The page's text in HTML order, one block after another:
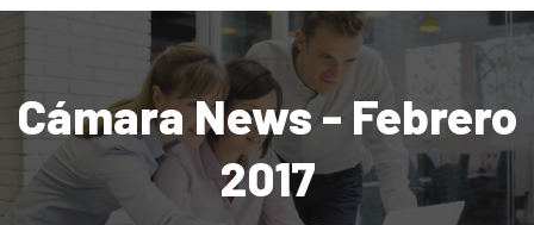
Cámara News - Febrero
2017